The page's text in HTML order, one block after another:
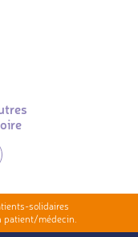
solidaires
patient/médecin.